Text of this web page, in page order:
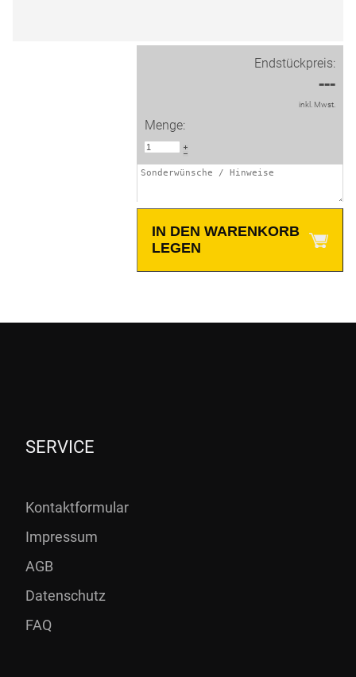
Endstückpreis:
---
inkl. Mwst.
Menge:
IN DEN WARENKORB
LEGEN
SERVICE
Kontaktformular
Impressum
AGB
Datenschutz
FAQ